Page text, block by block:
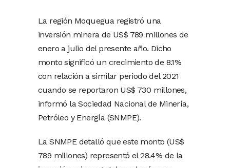
La región Moquegua registró una
inversión minera de US$ 789 millones de
enero a julio del presente año. Dicho
monto significó un crecimiento de 8.1%
con relación a similar periodo del 2021
cuando se reportaron US$ 730 millones,
informó la Sociedad Nacional de Minería,
Petróleo y Energía (SNMPE).
La SNMPE detalló que este monto (US$
789 millones) representó el 28.4% de la